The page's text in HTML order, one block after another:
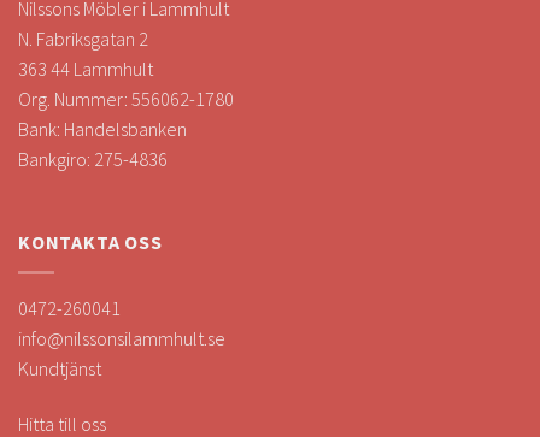
Nilssons Möbler i Lammhult
N. Fabriksgatan 2
363 44 Lammhult
Org. Nummer: 556062-1780
Bank: Handelsbanken
Bankgiro: 275-4836
KONTAKTA OSS
0472-260041
info@nilssonsilammhult.se
Kundtjänst
Hitta till oss